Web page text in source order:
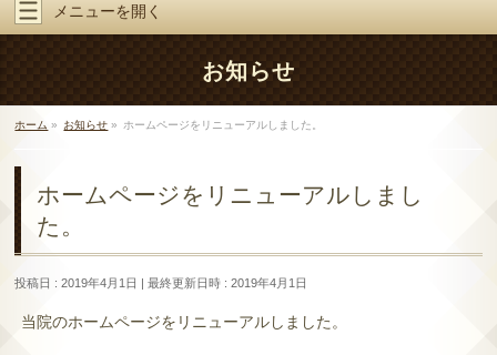
メニューを開く
お知らせ
ホーム » お知らせ » ホームページをリニューアルしました。
ホームページをリニューアルしまし
た。
投稿日 : 2019年4月1日 最終更新日時 : 2019年4月1日
当院のホームページをリニューアルしました。